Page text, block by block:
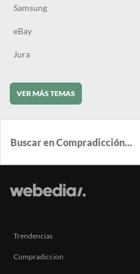
Samsung
eBay
Jura
VER MÁS TEMAS
Trendencias
Compradiccion